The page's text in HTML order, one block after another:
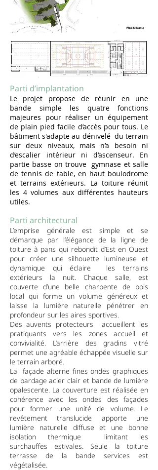
Parti d’implantation
Le projet propose de réunir en une
bande simple les quatre fonctions
majeures pour réaliser un équipement
de plain pied facile d’accès pour tous. Le
bâtiment s'adapte au dénivelé du terrain
sur deux niveaux, mais n’a besoin ni
d’escalier intérieur ni d’ascenseur. En
partie basse on trouve gymnase et salle
de tennis de table, en haut boulodrome
et terrains extérieurs. La toiture réunit
les 4 volumes aux différentes hauteurs
utiles.
Parti architectural
L’emprise générale est simple et se
démarque par l’élégance de la ligne de
toiture à pans qui rebondit d’Est en Ouest
pour créer une silhouette lumineuse et
dynamique qui éclaire les terrains
extérieurs la nuit. Chaque salle, est
couverte d’une belle charpente de bois
local qui forme un volume généreux et
laisse la lumière naturelle pénétrer en
profondeur sur les aires sportives.
Des auvents protecteurs accueillent les
pratiquants vers les zones accueil et
convivialité. L’arrière des gradins vitré
permet une agréable échappée visuelle sur
le terrain arboré.
La façade alterne fines ondes graphiques
de bardage acier clair et bande de lumière
opalescente. La couverture est réalisée en
cohérence avec les ondes des façades
pour former une unité de volume. Le
revêtement translucide apporte une
lumière naturelle diffuse et une bonne
isolation thermique
limitant les
surchauffes estivales. Seule la toiture
terrasse de la bande services est
végétalisée.